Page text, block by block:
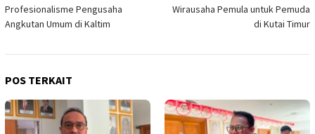
Profesionalisme Pengusaha
Angkutan Umum di Kaltim
Wirausaha Pemula untuk Pemuda
di Kutai Timur
POS TERKAIT